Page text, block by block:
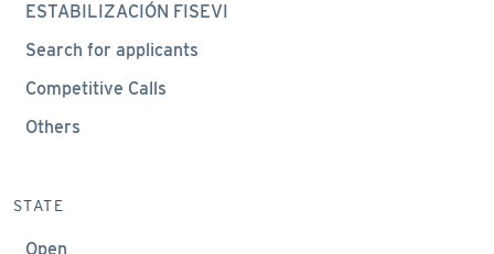
ESTABILIZACIÓN FISEVI
Search for applicants
Competitive Calls
Others
STATE
Open